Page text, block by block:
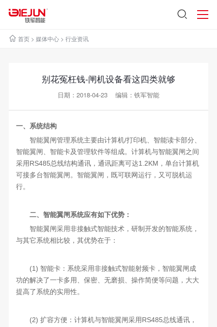
首页> 媒体中心> 行业资讯
别花冤枉钱-闸机设备看这四类就够
日期：2018-04-23 编辑：铁军智能
一、系统结构
智能翼闸管理系统主要由计算机/打印机、智能读卡部分、
智能翼闸、智能卡及管理软件等组成。计算机与智能翼闸之间
采用RS485总线结构通讯，通讯距离可达1.2KM，单台计算机
可接多台智能翼闸。智能翼闸，既可联网运行，又可脱机运
行。
二、智能翼闸系统应有如下优势：
智能翼闸采用非接触式智能技术，研制开发的智能系统，
与其它系统相比较，其优势在于：
(1) 智能卡：系统采用非接触式智能射频卡，智能翼闸成
功的解决了一卡多用、保密、无磨损、操作简便等问题，大大
提高了系统的实用性。
(2) 扩容方便：计算机与智能翼闸采用RS485总线通讯，